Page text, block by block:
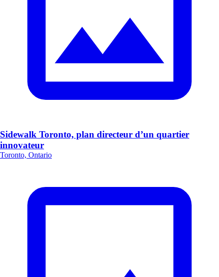
Sidewalk Toronto, plan directeur d’un quartier
innovateur
Toronto, Ontario